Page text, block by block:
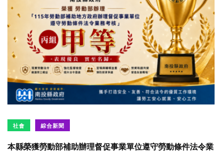
社會 綜合新聞
本縣榮獲勞動部補助辦理督促事業單位遵守勞動條件法令業